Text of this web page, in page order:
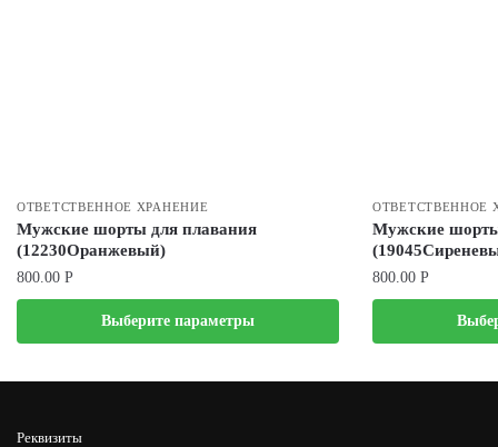
ОТВЕТСТВЕННОЕ ХРАНЕНИЕ
Мужские шорты для плавания
(12230Оранжевый)
800.00 Р
Выберите параметры
ОТВЕТСТВЕННОЕ
Мужские
800.00 Р
Реквизиты